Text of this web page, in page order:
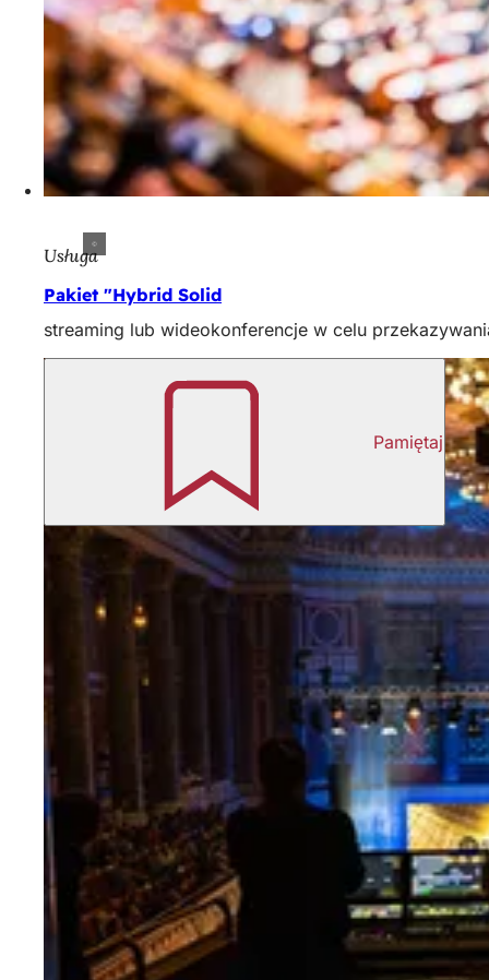
Usługa
Pakiet "Hybrid Solid
streaming lub wideokonferencje w celu
Pamiętaj